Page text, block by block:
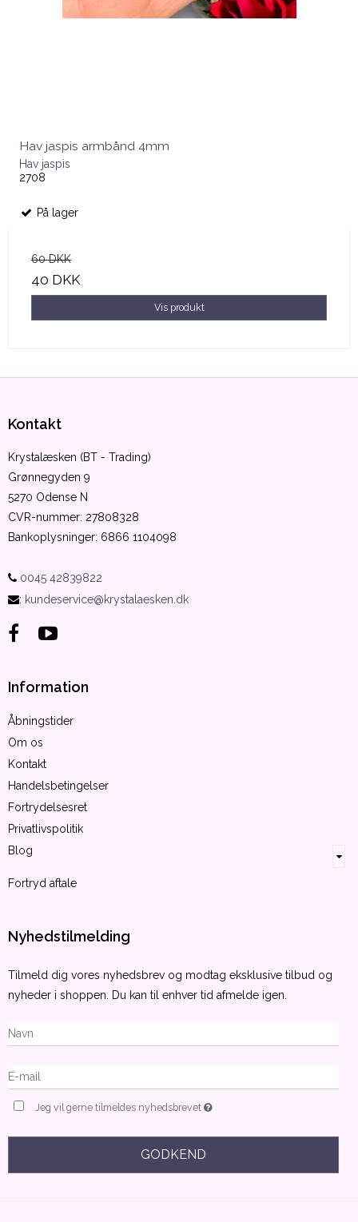
Hav jaspis armbånd 4mm
Hav jaspis
2708
På lager
60 DKK
40 DKK
Vis produkt
Kontakt
Krystalæsken (BT - Trading)
Grønnegyden 9
5270 Odense N
CVR-nummer: 27808328
Bankoplysninger: 6866 1104098
0045 42839822
: kundeservice@krystalaesken.dk
Information
Åbningstider
Om os
Kontakt
Handelsbetingelser
Fortrydelsesret
Privatlivspolitik
Blog
Fortryd aftale
Nyhedstilmelding
Tilmeld dig vores nyhedsbrev og modtag eksklusive tilbud og
nyheder i shoppen. Du kan til enhver tid afmelde igen.
Jeg vil gerne tilmeldes nyhedsbrevet
GODKEND